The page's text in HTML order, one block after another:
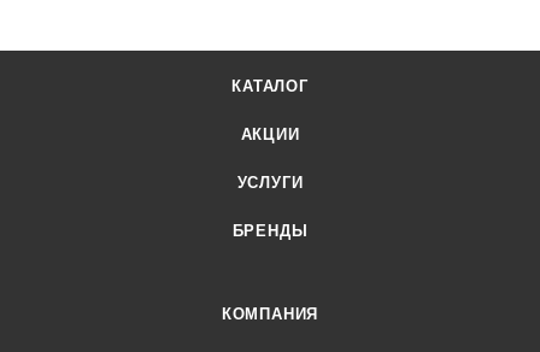
КАТАЛОГ
АКЦИИ
УСЛУГИ
БРЕНДЫ
КОМПАНИЯ